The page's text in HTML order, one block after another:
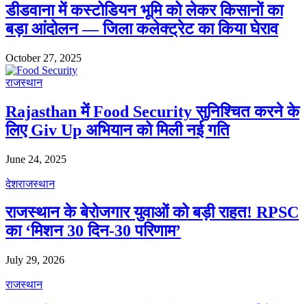
डीडवाना में कस्टोडियन भूमि को लेकर किसानों का
बड़ा आंदोलन — जिला कलेक्ट्रेट का किया घेराव
October 27, 2025
राजस्थान
Rajasthan में Food Security सुनिश्चित करने के
लिए Giv Up अभियान को मिली नई गति
June 24, 2025
देशराजस्थान
राजस्थान के बेरोजगार युवाओं को बड़ी राहत! RPSC
का ‘मिशन 30 दिन-30 परिणाम’
July 29, 2026
राजस्थान